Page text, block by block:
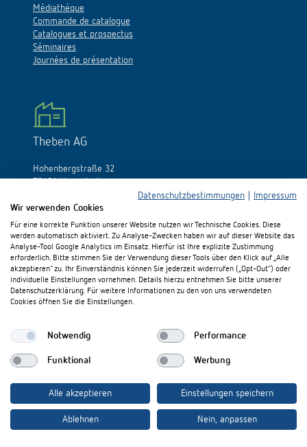
Médiathéque
Commande de catalogue
Catalogues et prospectus
Séminaires
Journées de présentation
Theben AG
Hohenbergstraße 32
Fax: +49 (0)74 74/692-150
E-Mail:info@theben.de
S'il vous plaît visitez-nous sur:
Mentions légales Protection des données
Datenschutzbestimmungen
Impressum
Wir verwenden Cookies
Für eine korrekte Funktion unserer Website nutzen wir Technische Cookies. Diese
werden automatisch aktiviert. Zu Analyse-Zwecken haben wir auf dieser Website das
Analyse-Tool Google Analytics im Einsatz. Hierfür ist Ihre explizite Zustimmung
erforderlich. Bitte stimmen Sie der Verwendung dieser Tools über den Klick auf „Alle
akzeptieren“ zu. Ihr Einverständnis können Sie jederzeit widerrufen („Opt-Out“) oder
individuelle Einstellungen vornehmen. Details hierzu entnehmen Sie bitte unserer
Datenschutzerklärung. Für weitere Informationen zu den von uns verwendeten
Cookies öffnen Sie die Einstellungen.
Notwendig Performance
Funktional Werbung
Alle akzeptieren Einstellungen speichern
Ablehnen Nein, anpassen